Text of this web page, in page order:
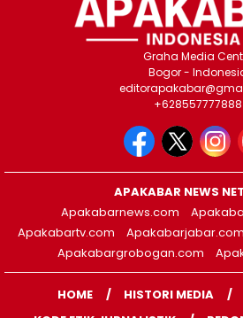
Graha Media
Bogor -
+628557777888
APAKABAR NEWS
Apakabarnews.com
Apakabartv.com
Apakabarjabar.com
Apakabargrobogan.com
HOME HISTORI MEDIA